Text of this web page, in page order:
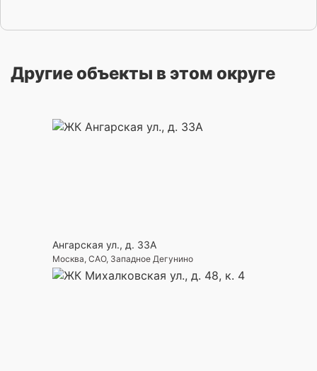
Другие объекты в этом округе
Ангарская ул., д. 33А
Москва, САО, Западное Дегунино